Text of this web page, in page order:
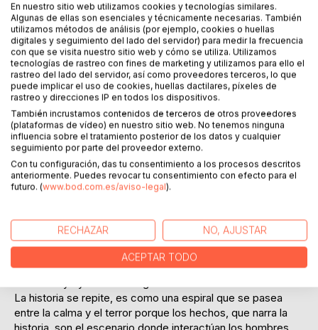
DESCRIPCIÓN
Si esta novela fuera un esqueleto, Martí sería la espina
dorsal, los independentistas cubanos y catalanes formarían
las extremidades, y el resto de los personajes servirían de
costillas. No tendría cabeza. Pero si esta novela fuera un
cuerpo, los músculos serían el nacionalismo, el racismo y
todos esos ismos necesarios para inventar un pasado que
justifique el futuro, eludiendo el presente. La sangre sería
la intolerancia y el corazón la «pedagogía del odio»; ese
sistema de reclutamiento a largo plazo, que mina la
tolerancia, hasta que ese pequeño grupo de personas
sobre ese gran grupo de personas tolerantes. Un corazón
que bombea con extrema asimetría y pone en juego su
alma en ello. La piel sería la historia; siempre determinada
por la relación del hombre con la propiedad. El cerebro
La historia se repite, es como una espiral que se pasea
entre la calma y el terror porque los hechos, que narra la
En nuestro sitio web utilizamos cookies y tecnologías similares.
Algunas de ellas son esenciales y técnicamente necesarias. También
utilizamos métodos de análisis (por ejemplo, cookies o huellas
digitales y seguimiento del lado del servidor) para medir la frecuencia
con que se visita nuestro sitio web y cómo se utiliza. Utilizamos
tecnologías de rastreo con fines de marketing y utilizamos para ello el
rastreo del lado del servidor, así como proveedores terceros, lo que
puede implicar el uso de cookies, huellas dactilares, píxeles de
rastreo y direcciones IP en todos los dispositivos.
También incrustamos contenidos de terceros de otros proveedores
(plataformas de vídeo) en nuestro sitio web. No tenemos ninguna
influencia sobre el tratamiento posterior de los datos y cualquier
seguimiento por parte del proveedor externo.
Con tu configuración, das tu consentimiento a los procesos descritos
anteriormente. Puedes revocar tu consentimiento con efecto para el
futuro. (www.bod.com.es/aviso-legal).
RECHAZAR NO, AJUSTAR
ACEPTAR TODO